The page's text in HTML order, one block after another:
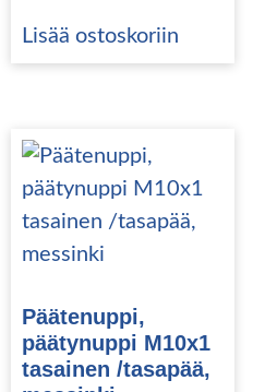
Lisää ostoskoriin
Päätenuppi,
päätynuppi M10x1
tasainen /tasapää,